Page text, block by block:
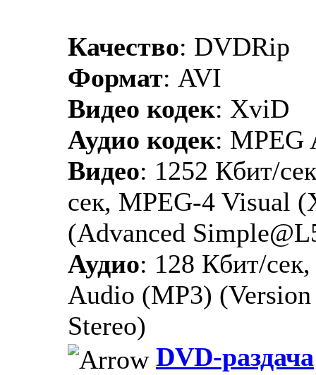
Качество: DVDRip
Формат: AVI
Видео кодек: XviD
Аудио кодек: MPEG
Видео: 1252 Кбит/
сек, MPEG-4 Visual
(Advanced
Аудио: 128 Кбит/
Audio (MP3)
Stereo)
DVD-раздача